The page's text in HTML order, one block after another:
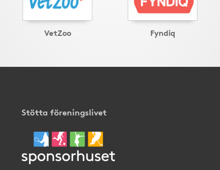
VetZoo Fyndiq
Stötta föreningslivet